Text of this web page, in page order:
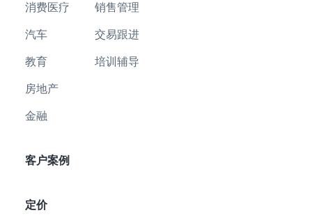
消费医疗
汽车
教育
房地产
金融
销售管理
交易跟进
培训辅导
客户案例
定价